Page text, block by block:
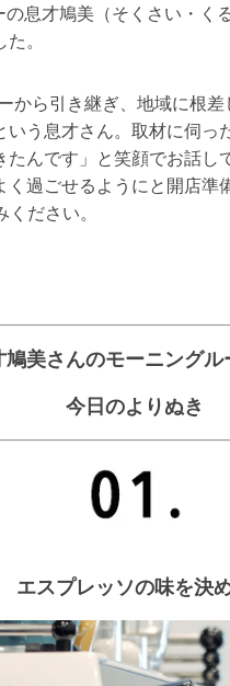
の息才鳩美（そくさい・く
。
から引き継ぎ、地域に根
いう息才さん。取材に伺っ
たんです」と笑顔でお話し
く過ごせるようにと開店準
ださい。
鳩美さんのモーニングル
今日のよりぬき
エスプレッソの味を決